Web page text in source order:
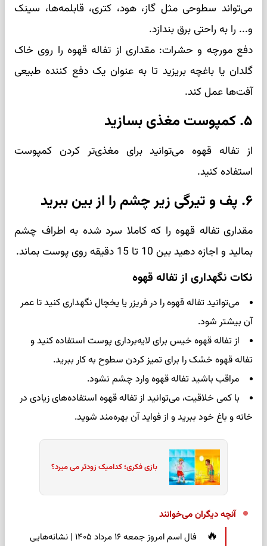
می‌تواند سطوحی مثل گاز، هود، کتری، قابلمه‌ها، سینک
و... را به راحتی برق بندازد.
دفع مورچه و حشرات: مقداری از تفاله قهوه را روی خاک
گلدان یا باغچه بریزید تا به عنوان یک دفع کننده طبیعی
آفت‌ها عمل کند.
۵. کمپوست مغذی بسازید
از تفاله قهوه می‌توانید برای مغذی‌تر کردن کمپوست
استفاده کنید.
۶. پف و تیرگی زیر چشم را از بین ببرید
مقداری تفاله قهوه را که کاملا سرد شده به اطراف چشم
بمالید و اجازه دهید بین 10 تا 15 دقیقه روی پوست بماند.
نکات نگهداری از تفاله قهوه
می‌توانید تفاله قهوه را در فریزر یا یخچال نگهداری کنید تا عمر
آن بیشتر شود.
از تفاله قهوه خیس برای لایه‌برداری پوست استفاده کنید و
تفاله قهوه خشک را برای تمیز کردن سطوح به کار ببرید.
مراقب باشید تفاله قهوه وارد چشم نشود.
با کمی خلاقیت، می‌توانید از تفاله قهوه استفاده‌های زیادی در
خانه و باغ خود ببرید و از فواید آن بهره‌مند شوید.
بازی فکری؛ کدامیک زودتر می میرد؟
آنچه دیگران می‌خوانند
فال اسم امروز جمعه ۱۶ مرداد ۱۴۰۵ | نشانه‌هایی